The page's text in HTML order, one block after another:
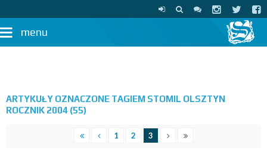
menu
ARTYKUŁY OZNACZONE TAGIEM STOMIL OLSZTYN
ROCZNIK 2004 (55)
1 2 3